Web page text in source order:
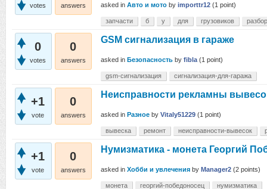
votes answers asked in Авто и мото by importtr12 (1 point)
запчасти б у для грузовиков
0
votes
0
answers
GSM сигнализация в гараже
asked in Безопасность by fibla (1 point)
gsm-сигнализация сигнализация-для-гаража
+1
vote
0
answers
Неисправности рекламны
asked in Разное by Vitaly51229 (1 point)
вывеска ремонт неисправности-вывесок
+1
vote
0
answers
Нумизматика - монета Георгий
asked in Хобби и увлечения by Manager2 (2 points)
монета георгий-победоносец нумизматика